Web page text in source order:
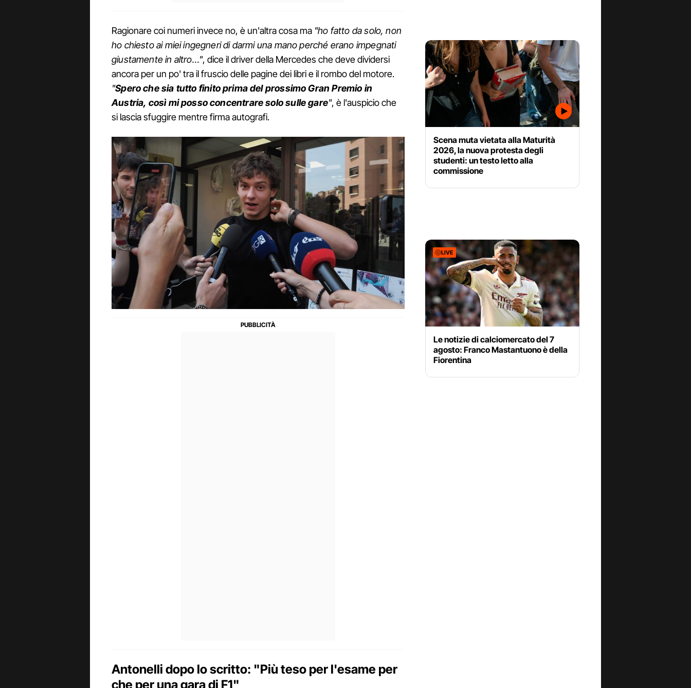
Ragionare coi numeri invece no, è un'altra cosa ma "ho fatto da solo, non
ho chiesto ai miei ingegneri di darmi una mano perché erano impegnati
giustamente in altro…", dice il driver della Mercedes che deve dividersi
ancora per un po' tra il fruscio delle pagine dei libri e il rombo del motore.
"Spero che sia tutto finito prima del prossimo Gran Premio in
Austria, così mi posso concentrare solo sulle gare", è l'auspicio che
si lascia sfuggire mentre firma autografi.
Antonelli dopo lo scritto: "Più teso per l'esame per
che per una gara di F1"
Scena muta vietata alla Maturità
2026, la nuova protesta degli
studenti: un testo letto alla
commissione
LIVE
Le notizie di calciomercato del 7
agosto: Franco Mastantuono è della
Fiorentina